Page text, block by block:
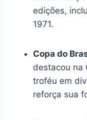
edições,
1971.
Copa do
destacou na
troféu em
reforça sua